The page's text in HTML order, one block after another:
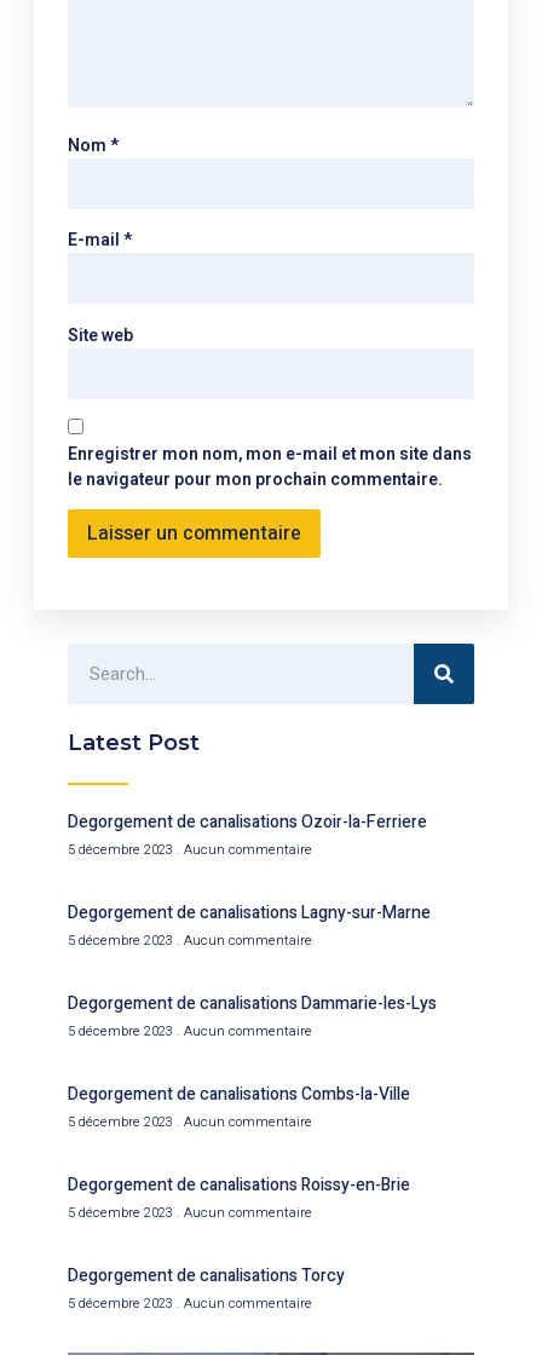
Nom*
E-mail*
Site web
Enregistrer mon nom, mon e-mail et mon site dans
le navigateur pour mon prochain commentaire.
Latest Post
Degorgement de canalisations Ozoir-la-Ferriere
5 décembre 2023 Aucun commentaire
Degorgement de canalisations Lagny-sur-Marne
5 décembre 2023 Aucun commentaire
Degorgement de canalisations Dammarie-les-Lys
5 décembre 2023 Aucun commentaire
Degorgement de canalisations Combs-la-Ville
5 décembre 2023 Aucun commentaire
Degorgement de canalisations Roissy-en-Brie
5 décembre 2023 Aucun commentaire
Degorgement de canalisations Torcy
5 décembre 2023 Aucun commentaire